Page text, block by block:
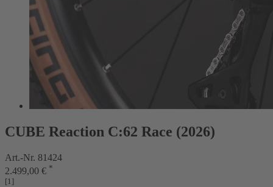
CUBE Reaction C:62 Race (2026)
Art.-Nr. 81424
2.499,00 € *
[1]